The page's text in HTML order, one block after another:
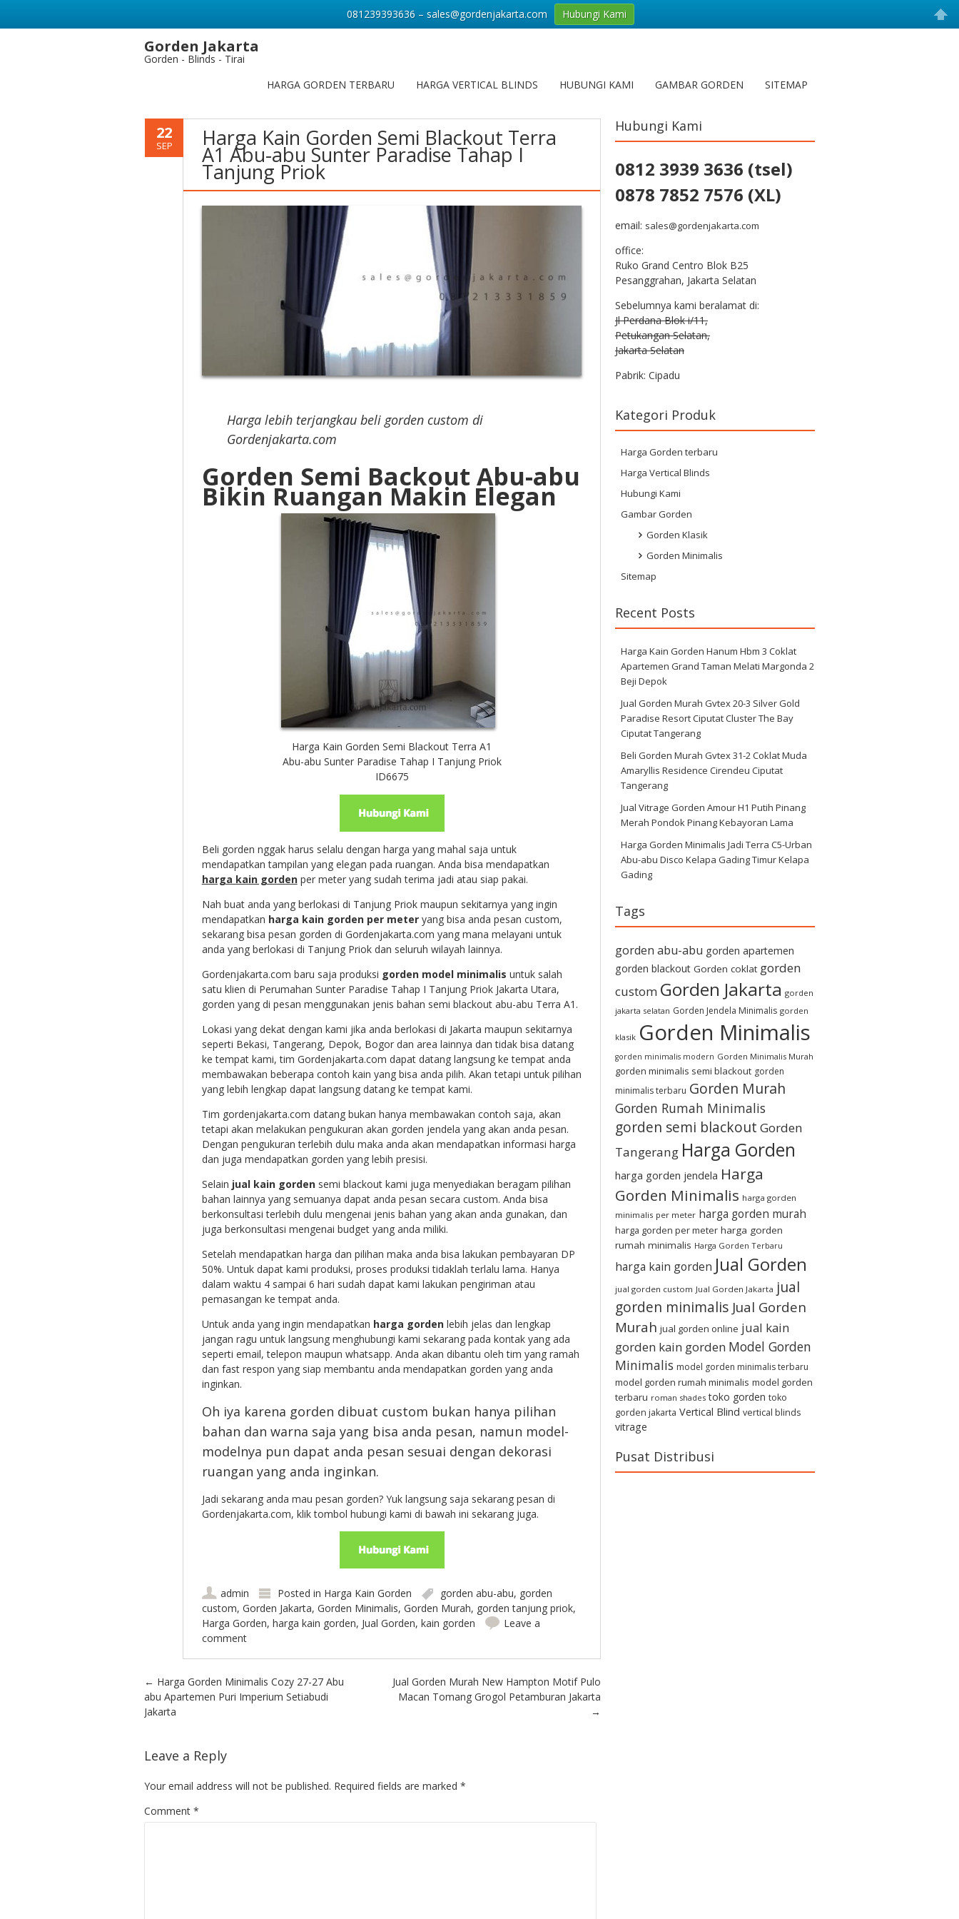
Gorden Jakarta
Gorden - Blinds - Tirai
HARGA GORDEN TERBARU
HARGA VERTICAL BLINDS HUBUNGI KAMI GAMBAR GORDEN SITEMAP
22
SEP Harga Kain Gorden Semi Blackout Terra
A1 Abu-abu Sunter Paradise Tahap I
Tanjung Priok
Harga lebih terjangkau beli gorden custom di
Gordenjakarta.com
Gorden Semi Backout Abu-abu
Bikin Ruangan Makin Elegan
Harga Kain Gorden Semi Blackout Terra A1
Abu-abu Sunter Paradise Tahap I Tanjung Priok
ID6675
Beli gorden nggak harus selalu dengan harga yang mahal saja untuk
mendapatkan tampilan yang elegan pada ruangan. Anda bisa mendapatkan
harga kain gordenper meter yang sudah terima jadi atau siap pakai.
Nah buat anda yang berlokasi di Tanjung Priok maupun sekitarnya yang ingin
mendapatkan harga kain gorden per meteryang bisa anda pesan custom,
sekarang bisa pesan gorden di Gordenjakarta.com yang mana melayani untuk
anda yang berlokasi di Tanjung Priok dan seluruh wilayah lainnya.
Gordenjakarta.com baru saja produksi gorden model minimalis untuk salah
satu klien di Perumahan Sunter Paradise Tahap I Tanjung Priok Jakarta Utara,
gorden yang di pesan menggunakan jenis bahan semi blackout abu-abu Terra A1.
Lokasi yang dekat dengan kami jika anda berlokasi di Jakarta maupun sekitarnya
seperti Bekasi, Tangerang, Depok, Bogor dan area lainnya dan tidak bisa datang
ke tempat kami, tim Gordenjakarta.com dapat datang langsung ke tempat anda
membawakan beberapa contoh kain yang bisa anda pilih. Akan tetapi untuk pilihan
yang lebih lengkap dapat langsung datang ke tempat kami.
Tim gordenjakarta.com datang bukan hanya membawakan contoh saja, akan
tetapi akan melakukan pengukuran akan gorden jendela yang akan anda pesan.
Dengan pengukuran terlebih dulu maka anda akan mendapatkan informasi harga
dan juga mendapatkan gorden yang lebih presisi.
Selain jual kain gordensemi blackout kami juga menyediakan beragam pilihan
bahan lainnya yang semuanya dapat anda pesan secara custom. Anda bisa
berkonsultasi terlebih dulu mengenai jenis bahan yang akan anda gunakan, dan
juga berkonsultasi mengenai budget yang anda miliki.
Setelah mendapatkan harga dan pilihan maka anda bisa lakukan pembayaran DP
50%. Untuk dapat kami produksi, proses produksi tidaklah terlalu lama. Hanya
dalam waktu 4 sampai 6 hari sudah dapat kami lakukan pengiriman atau
pemasangan ke tempat anda.
Untuk anda yang ingin mendapatkan harga gordenlebih jelas dan lengkap
jangan ragu untuk langsung menghubungi kami sekarang pada kontak yang ada
seperti email, telepon maupun whatsapp. Anda akan dibantu oleh tim yang ramah
dan fast respon yang siap membantu anda mendapatkan gorden yang anda
inginkan.
Oh iya karena gorden dibuat custom bukan hanya pilihan
bahan dan warna saja yang bisa anda pesan, namun model-
modelnya pun dapat anda pesan sesuai dengan dekorasi
ruangan yang anda inginkan.
Jadi sekarang anda mau pesan gorden? Yuk langsung saja sekarang pesan di
Gordenjakarta.com, klik tombol hubungi kami di bawah ini sekarang juga.
admin Posted in Harga Kain Gorden gorden abu-abu, gorden
custom, Gorden Jakarta, Gorden Minimalis, Gorden Murah, gorden tanjung priok,
Harga Gorden, harga kain gorden, Jual Gorden, kain gorden
Leave a
comment
Post navigation
← Harga Gorden Minimalis Cozy 27-27 Abu
abu Apartemen Puri Imperium Setiabudi
Jakarta
Jual Gorden Murah New Hampton Motif Pulo
Macan Tomang Grogol Petamburan Jakarta
→
Leave a Reply
Your email address will not be published. Required fields are marked *
Comment *
Hubungi Kami
0812 3939 3636 (tsel)
0878 7852 7576 (XL)
email: sales@gordenjakarta.com
office:
Ruko Grand Centro Blok B25
Pesanggrahan, Jakarta Selatan
Sebelumnya kami beralamat di:
Jl Perdana Blok i/11,
Petukangan Selatan,
Jakarta Selatan
Pabrik: Cipadu
Kategori Produk
Harga Gorden terbaru
Harga Vertical Blinds
Hubungi Kami
Gambar Gorden
Gorden Klasik
Gorden Minimalis
Sitemap
Recent Posts
Harga Kain Gorden Hanum Hbm 3 Coklat
Apartemen Grand Taman Melati Margonda 2
Beji Depok
Jual Gorden Murah Gvtex 20-3 Silver Gold
Paradise Resort Ciputat Cluster The Bay
Ciputat Tangerang
Beli Gorden Murah Gvtex 31-2 Coklat Muda
Amaryllis Residence Cirendeu Ciputat
Tangerang
Jual Vitrage Gorden Amour H1 Putih Pinang
Merah Pondok Pinang Kebayoran Lama
Harga Gorden Minimalis Jadi Terra C5-Urban
Abu-abu Disco Kelapa Gading Timur Kelapa
Gading
Tags
gorden abu-abu gorden apartemen
gorden blackout Gorden coklat gorden
custom Gorden Jakarta gorden
jakarta selatan Gorden Jendela Minimalis gorden
klasik Gorden Minimalis
gorden minimalis modern Gorden Minimalis Murah
gorden minimalis semi blackout gorden
minimalis terbaru Gorden Murah
Gorden Rumah Minimalis
gorden semi blackout Gorden
Tangerang Harga Gorden
harga gorden jendela Harga
Gorden Minimalis harga gorden
minimalis per meter harga gorden murah
harga gorden per meter harga gorden
rumah minimalis Harga Gorden Terbaru
harga kain gorden Jual Gorden
jual gorden custom Jual Gorden Jakarta jual
gorden minimalis Jual Gorden
Murah jual gorden online jual kain
gorden kain gorden Model Gorden
Minimalis model gorden minimalis terbaru
model gorden rumah minimalis model gorden
terbaru roman shades toko gorden toko
gorden jakarta Vertical Blind vertical blinds
vitrage
Pusat Distribusi
081239393636 – sales@gordenjakarta.com Hubungi Kami